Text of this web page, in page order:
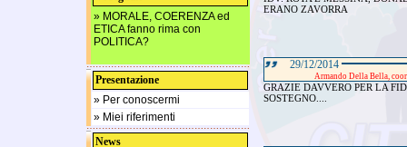
» MORALE, COERENZA ed
ETICA fanno rima con
POLITICA?
Presentazione
» Per conoscermi
» Miei riferimenti
News
ERANO ZAVORRA
29/12/2014
Armando Della Bella,
GRAZIE DAVVERO PER LA
SOSTEGNO....